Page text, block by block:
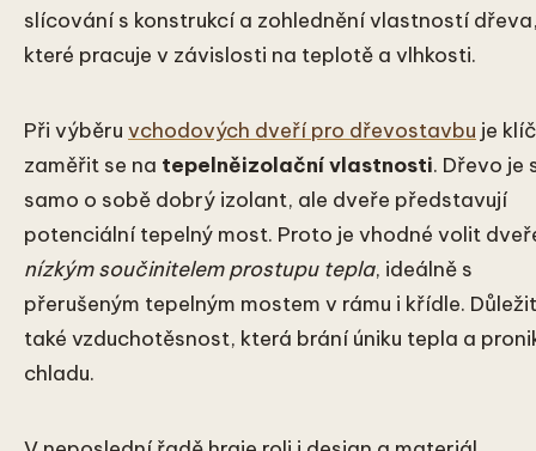
slícování s konstrukcí a zohlednění vlastností
které pracuje v závislosti na teplotě a vlhkosti.
Při výběru vchodových dveří pro dřevostavbu je
zaměřit se na tepelněizolační vlastnosti. Dřevo je
samo o sobě dobrý izolant, ale dveře představují
potenciální tepelný most. Proto je vhodné volit
nízkým součinitelem prostupu tepla, ideálně s
přerušeným tepelným mostem v rámu i křídle.
také vzduchotěsnost, která brání úniku tepla a
chladu.